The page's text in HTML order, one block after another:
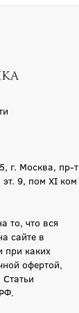
39
37
36
35
34
г. Москва, пр-т
9, пом XI ком
то, что вся
сайте в
при каких
офертой,